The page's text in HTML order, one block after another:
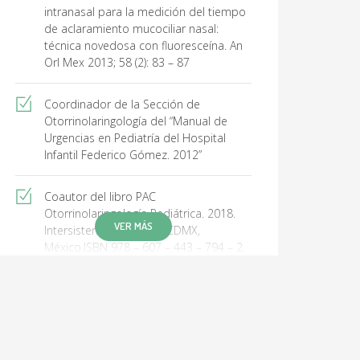
intranasal para la medición del tiempo
de aclaramiento mucociliar nasal:
técnica novedosa con fluoresceína. An
Orl Mex 2013; 58 (2): 83 – 87
Coordinador de la Sección de
Otorrinolaringología del “Manual de
Urgencias en Pediatría del Hospital
Infantil Federico Gómez. 2012”
Coautor del libro PAC
Otorrinolaringología Pediátrica. 2018.
Intersistemas Editores. CDMX,
México.ISBN 978 – 607 – 443 – 794 – 2.
VER MÁS